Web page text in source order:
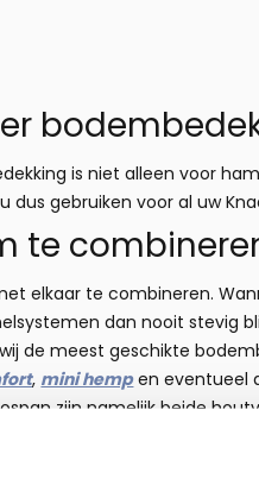
is niet alleen voor
dus gebruiken voor al uw
te
elkaar te combineren.
dan nooit stevig
de meest geschikte
, mini hempen eventueel
zijn namelijk beide
bodembedekker en